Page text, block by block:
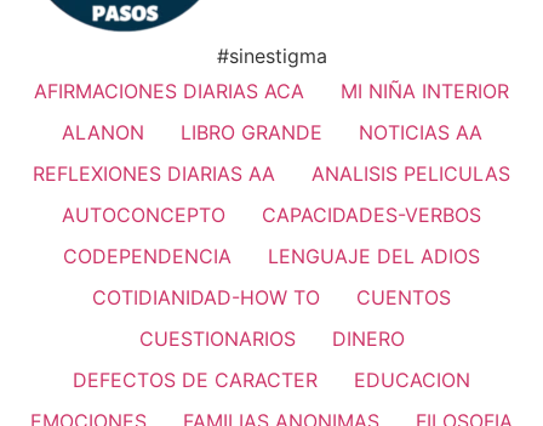
#sinestigma
AFIRMACIONES DIARIAS ACA
MI NIÑA INTERIOR
ALANON
LIBRO GRANDE
NOTICIAS AA
REFLEXIONES DIARIAS AA
ANALISIS PELICULAS
AUTOCONCEPTO
CAPACIDADES-VERBOS
CODEPENDENCIA
LENGUAJE DEL ADIOS
COTIDIANIDAD-HOW TO
CUENTOS
CUESTIONARIOS
DINERO
DEFECTOS DE CARACTER
EDUCACION
EMOCIONES
FAMILIAS ANONIMAS FILOSOFIA